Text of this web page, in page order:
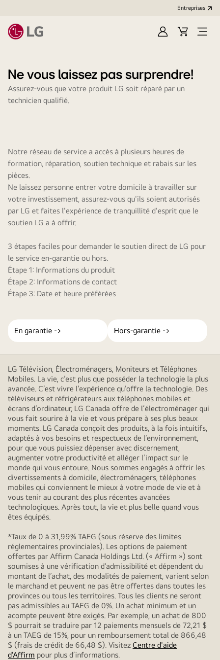
Entreprises​
OuvrirCart
Open
Ne vous laissez pas surprendre!
Assurez-vous que votre produit LG soit réparé par un
technicien qualifié.
Notre réseau de service a accès à plusieurs heures de
formation, réparation, soutien technique et rabais sur les
pièces.
Ne laissez personne entrer votre domicile à travailler sur
votre investissement, assurez-vous qu'ils soient autorisés
par LG et faites l'expérience de tranquillité d'esprit que le
soutien LG a à offrir.
3 étapes faciles pour demander le soutien direct de LG pour
le service en-garantie ou hors.
Étape 1: Informations du produit
Étape 2: Informations de contact
Étape 3: Date et heure préférées
En garantie -> Hors-garantie ->
LG Télévision, Électroménagers, Moniteurs et Téléphones
Mobiles. La vie, c’est plus que posséder la technologie la plus
avancée. C’est vivre l’expérience qu’offre la technologie. Des
téléviseurs et réfrigérateurs aux téléphones mobiles et
écrans d’ordinateur, LG Canada offre de l’électroménager qui
vous fait sourire à la vie et vous prépare à ses plus beaux
moments. LG Canada conçoit des produits, à la fois intuitifs,
adaptés à vos besoins et respectueux de l’environnement,
pour que vous puissiez dépenser avec discernement,
augmenter votre productivité et alléger l’impact sur le
monde qui vous entoure. Nous sommes engagés à offrir les
divertissements à domicile, électroménagers, téléphones
mobiles qui conviennent le mieux à votre mode de vie et à
vous tenir au courant des plus récentes avancées
technologiques. Après tout, la vie et plus belle quand vous
êtes équipés.
*Taux de 0 à 31,99% TAEG (sous réserve des limites
réglementaires provinciales). Les options de paiement
offertes par Affirm Canada Holdings Ltd. (« Affirm ») sont
soumises à une vérification d’admissibilité et dépendent du
montant de l’achat, des modalités de paiement, varient selon
le marchand et peuvent ne pas être offertes dans toutes les
provinces ou tous les territoires. Tous les clients ne seront
pas admissibles au TAEG de 0%. Un achat minimum et un
acompte peuvent être exigés. Par exemple, un achat de 800
$ pourrait se traduire par 12 paiements mensuels de 72,21 $
à un TAEG de 15%, pour un remboursement total de 866,48
$ (frais de crédit de 66,48 $). Visitez Centre d'aide
d'Affirm pour plus d’informations.